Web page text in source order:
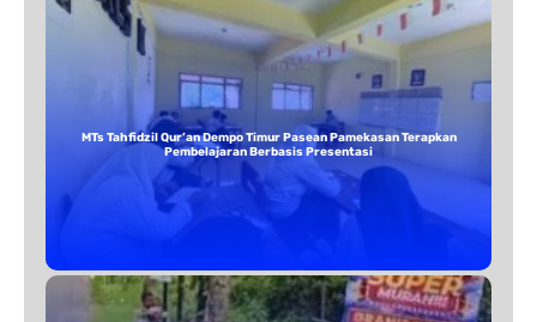
MTs Tahfidzil Qur’an Dempo Timur Pasean Pamekasan Terapkan
Pembelajaran Berbasis Presentasi